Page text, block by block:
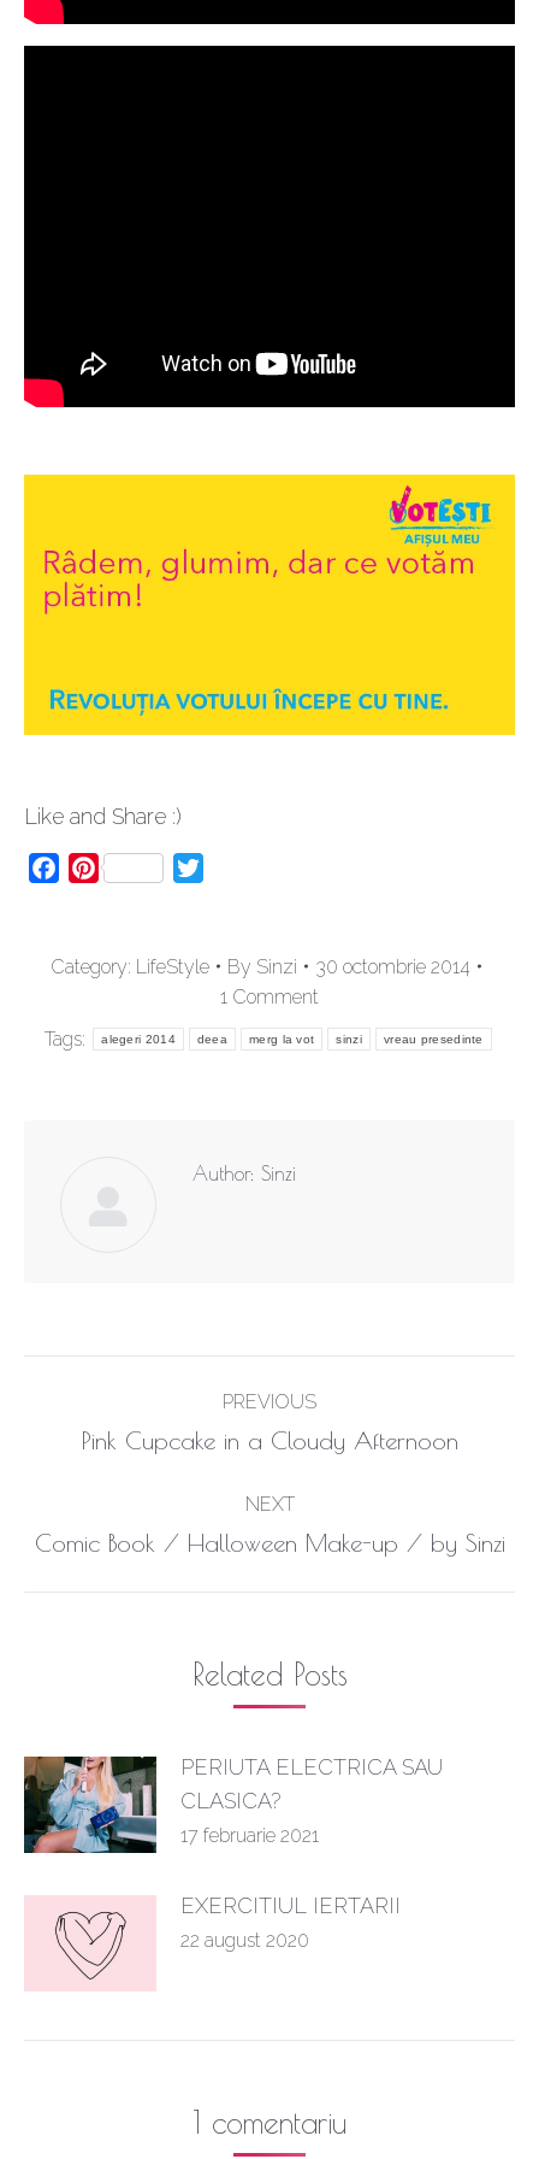
Like and Share :)
FacebookPinterest
Category: LifeStyle By Sinzi
30 octombrie 2014
1 Comment
Tags:
alegeri 2014 deea merg la vot sinzi vreau presedinte
Author: Sinzi
navigation
PREVIOUS
Previous
Pink Cupcake in a Cloudy Afternoon
NEXT
Next
Comic Book / Halloween Make-up / by Sinzi
Related Posts
PERIUTA ELECTRICA SAU
CLASICA?
17 februarie 2021
EXERCITIUL IERTARII
22 august 2020
1 comentariu